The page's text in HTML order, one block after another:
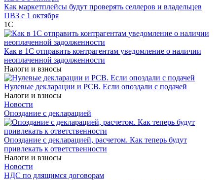
Как маркетплейсы будут проверять селлеров и владельцев
ПВЗ с 1 октября
1С
Как в 1С отправить контрагентам уведомление о наличии
неоплаченной задолженности
Налоги и взносы
Нулевые декларации и РСВ. Если опоздали с подачей
Налоги и взносы
Новости
Опоздание с декларацией
Опоздание с декларацией, расчетом. Как теперь будут
привлекать к ответственности
Налоги и взносы
Новости
НДС по длящимся договорам